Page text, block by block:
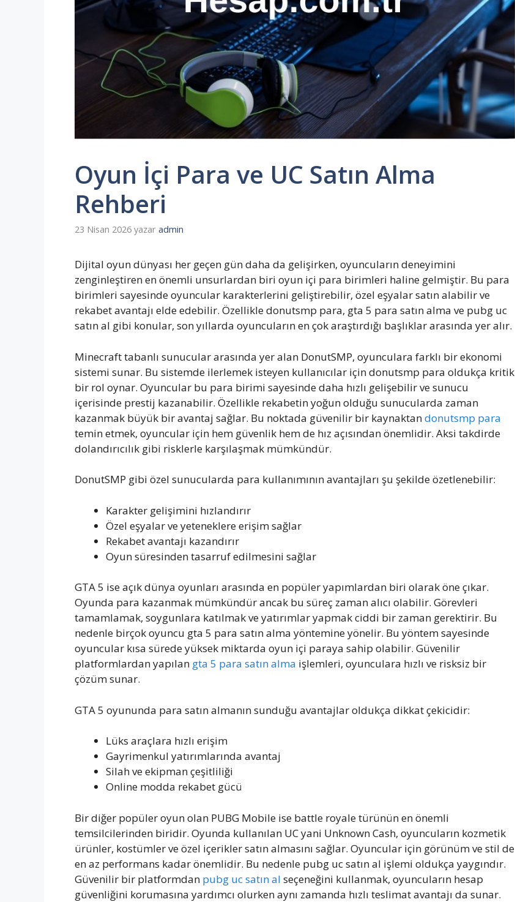
Oyun İçi Para ve UC Satın Alma
Rehberi
23 Nisan 2026 yazar admin
Dijital oyun dünyası her geçen gün daha da gelişirken, oyuncuların deneyimini
zenginleştiren en önemli unsurlardan biri oyun içi para birimleri haline gelmiştir. Bu para
birimleri sayesinde oyuncular karakterlerini geliştirebilir, özel eşyalar satın alabilir ve
rekabet avantajı elde edebilir. Özellikle donutsmp para, gta 5 para satın alma ve pubg uc
satın al gibi konular, son yıllarda oyuncuların en çok araştırdığı başlıklar arasında yer alır.
Minecraft tabanlı sunucular arasında yer alan DonutSMP, oyunculara farklı bir ekonomi
sistemi sunar. Bu sistemde ilerlemek isteyen kullanıcılar için donutsmp para oldukça kritik
bir rol oynar. Oyuncular bu para birimi sayesinde daha hızlı gelişebilir ve sunucu
içerisinde prestij kazanabilir. Özellikle rekabetin yoğun olduğu sunucularda zaman
kazanmak büyük bir avantaj sağlar. Bu noktada güvenilir bir kaynaktandonutsmp para
temin etmek, oyuncular için hem güvenlik hem de hız açısından önemlidir. Aksi takdirde
dolandırıcılık gibi risklerle karşılaşmak mümkündür.
DonutSMP gibi özel sunucularda para kullanımının avantajları şu şekilde özetlenebilir:
Karakter gelişimini hızlandırır
Özel eşyalar ve yeteneklere erişim sağlar
Rekabet avantajı kazandırır
Oyun süresinden tasarruf edilmesini sağlar
GTA 5 ise açık dünya oyunları arasında en popüler yapımlardan biri olarak öne çıkar.
Oyunda para kazanmak mümkündür ancak bu süreç zaman alıcı olabilir. Görevleri
tamamlamak, soygunlara katılmak ve yatırımlar yapmak ciddi bir zaman gerektirir. Bu
nedenle birçok oyuncu gta 5 para satın alma yöntemine yönelir. Bu yöntem sayesinde
oyuncular kısa sürede yüksek miktarda oyun içi paraya sahip olabilir. Güvenilir
platformlardan yapılan gta 5 para satın alma işlemleri, oyunculara hızlı ve risksiz bir
çözüm sunar.
GTA 5 oyununda para satın almanın sunduğu avantajlar oldukça dikkat çekicidir:
Lüks araçlara hızlı erişim
Gayrimenkul yatırımlarında avantaj
Silah ve ekipman çeşitliliği
Online modda rekabet gücü
Bir diğer popüler oyun olan PUBG Mobile ise battle royale türünün en önemli
temsilcilerinden biridir. Oyunda kullanılan UC yani Unknown Cash, oyuncuların kozmetik
ürünler, kostümler ve özel içerikler satın almasını sağlar. Oyuncular için görünüm ve stil de
en az performans kadar önemlidir. Bu nedenle pubg uc satın al işlemi oldukça yaygındır.
Güvenilir bir platformdan pubg uc satın al seçeneğini kullanmak, oyuncuların hesap
güvenliğini korumasına yardımcı olurken aynı zamanda hızlı teslimat avantajı da sunar.